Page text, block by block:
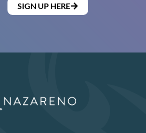
SIGN UP HERE